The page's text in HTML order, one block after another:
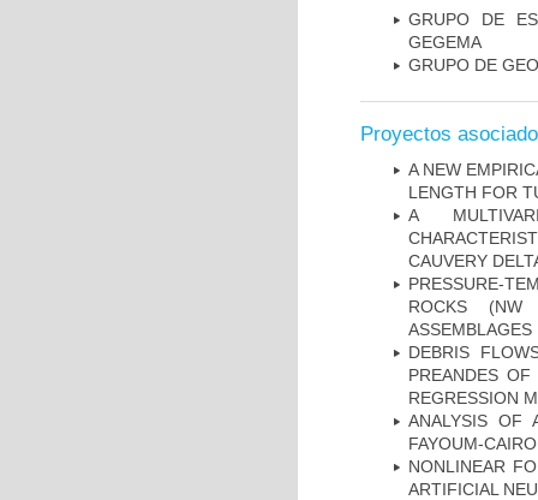
GRUPO DE
GEGEMA
GRUPO DE
Proyectos
A NEW
LENGTH FOR
A
CAUVERY
PRESSURE-
ROCKS (NW
ASSEMBLAGES
DEBRIS
PREANDES
REGRESSION
ANALYSIS OF
FAYOUM-
NONLINEAR
ARTIFICIAL